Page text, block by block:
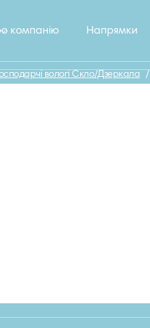
компанію Напрямки
вологі Скло/Дзеркала /